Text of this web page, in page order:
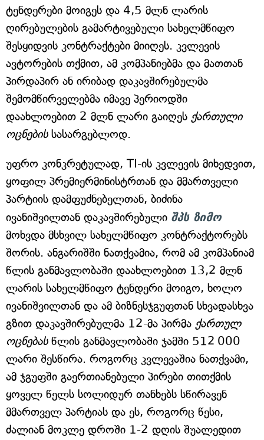
ტენდერები მოიგეს და 4,5 მლნ ლარის
ღირებულების გამარტივებული სახელმწიფო
შესყიდვის კონტრაქტები მიიღეს. კვლევის
ავტორების თქმით, ამ კომპანიებმა და მათთან
პირდაპირ ან ირიბად დაკავშირებულმა
შემომწირველებმა იმავე პერიოდში
დაახლოებით 2 მლნ ლარი გაიღეს ქართული
ოცნებისსასარგებლოდ.
უფრო კონკრეტულად, TI-ის კვლევის მიხედვით,
ყოფილ პრემიერმინისტრთან და მმართველი
პარტიის დამფუძნებელთან, ბიძინა
ივანიშვილთან დაკავშირებული შპს ზიმო
მოხვდა მსხვილ სახელმწიფო კონტრაქტორებს
შორის. ანგარიშში ნათქვამია, რომ ამ კომპანიამ
წლის განმავლობაში დაახლოებით 13,2 მლნ
ლარის სახელმწიფო ტენდერი მოიგო, ხოლო
ივანიშვილთან და ამ ბიზნესჯგუფთან სხვადასხვა
გზით დაკავშირებულმა 12-მა პირმა ქართულ
ოცნებასწლის განმავლობაში ჯამში 512 000
ლარი შესწირა. როგორც კვლევაშია ნათქვამი,
ამ ჯგუფში გაერთიანებული პირები თითქმის
ყოველ წელს სოლიდურ თანხებს სწირავენ
მმართველ პარტიას და ეს, როგორც წესი,
ძალიან მოკლე დროში 1-2 დღის შუალედით